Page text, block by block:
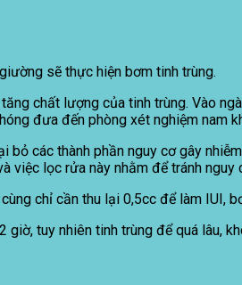
sẽ thực hiện bơm tinh trùng.
chất lượng của tinh trùng. Vào
đưa đến phòng xét nghiệm nam
các thành phần nguy cơ gây
việc lọc rửa này nhằm để tránh nguy
chỉ cần thu lại 0,5cc để làm IUI,
tuy nhiên tinh trùng để quá lâu,